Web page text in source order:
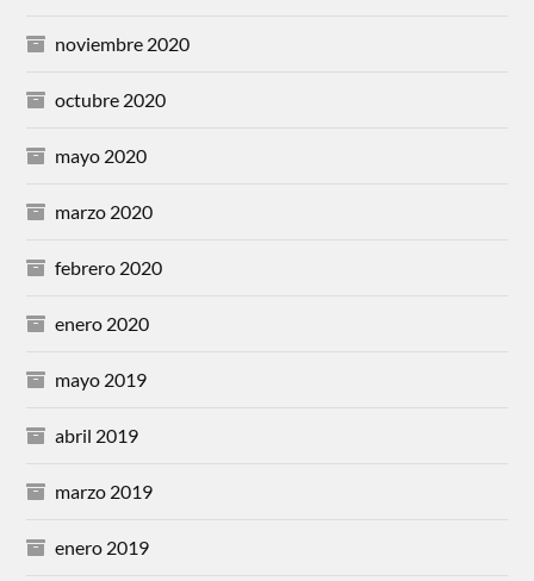
noviembre 2020
octubre 2020
mayo 2020
marzo 2020
febrero 2020
enero 2020
mayo 2019
abril 2019
marzo 2019
enero 2019